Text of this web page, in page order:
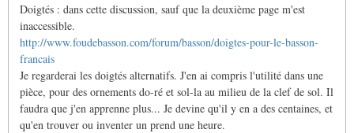
Doigtés : dans cette discussion, sauf que la deuxième page m'est
inaccessible.
http://www.foudebasson.com/forum/basson/doigtes-pour-le-basson-
francais
Je regarderai les doigtés alternatifs. J'en ai compris l'utilité dans une
pièce, pour des ornements do-ré et sol-la au milieu de la clef de sol. Il
faudra que j'en apprenne plus... Je devine qu'il y en a des centaines, et
qu'en trouver ou inventer un prend une heure.